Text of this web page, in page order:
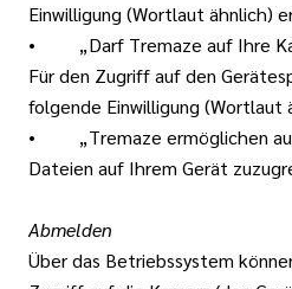
Einwilligung (Wortlaut ähnlich)
• „Darf Tremaze auf Ihre
Für den Zugriff auf den
folgende Einwilligung (Wortlaut
• „Tremaze ermöglichen
Dateien auf Ihrem Gerät
Abmelden
Über das Betriebssystem